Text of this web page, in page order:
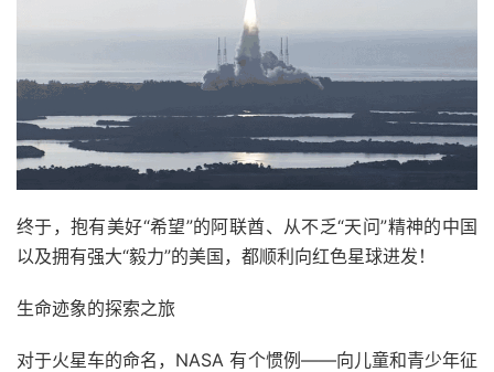
终于，抱有美好“希望”的阿联酋、从不乏“天问”精神的中国
以及拥有强大“毅力”的美国，都顺利向红色星球进发！
生命迹象的探索之旅
对于火星车的命名，NASA 有个惯例——向儿童和青少年征